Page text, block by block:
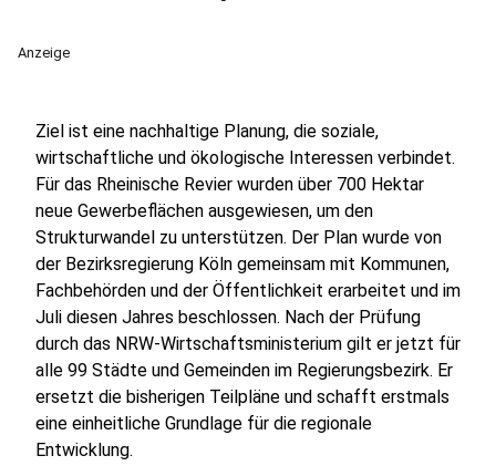
Anzeige
Ziel ist eine nachhaltige Planung, die soziale,
wirtschaftliche und ökologische Interessen verbindet.
Für das Rheinische Revier wurden über 700 Hektar
neue Gewerbeflächen ausgewiesen, um den
Strukturwandel zu unterstützen. Der Plan wurde von
der Bezirksregierung Köln gemeinsam mit Kommunen,
Fachbehörden und der Öffentlichkeit erarbeitet und im
Juli diesen Jahres beschlossen. Nach der Prüfung
durch das NRW-Wirtschaftsministerium gilt er jetzt für
alle 99 Städte und Gemeinden im Regierungsbezirk. Er
ersetzt die bisherigen Teilpläne und schafft erstmals
eine einheitliche Grundlage für die regionale
Entwicklung.